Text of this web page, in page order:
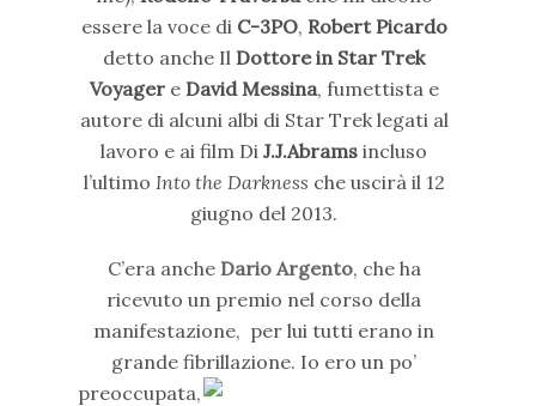
essere la voce di C-3PO, Robert Picardo
detto anche Il Dottore in Star Trek
Voyagere David Messina, fumettista e
autore di alcuni albi di Star Trek legati al
lavoro e ai film DiJ.J.Abrams incluso
l’ultimo Into the Darkness che uscirà il 12
giugno del 2013.
C’era ancheDario Argento, che ha
ricevuto un premio nel corso della
manifestazione, per lui tutti erano in
grande fibrillazione. Io ero un po’
preoccupata,